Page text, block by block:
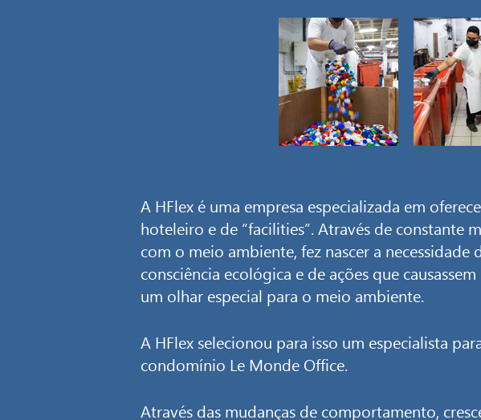
A HFlex é uma empresa especializada em
hoteleiro e de “facilities”. Através de constante
com o meio ambiente, fez nascer a
consciência ecológica e de ações que
um olhar especial para o meio ambiente.
A HFlex selecionou para isso um especialista
condomínio Le Monde Office.
Através das mudanças de comportamento,